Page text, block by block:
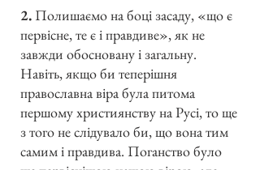
2. Полишаємо на боці засаду, «що є
первісне, те є і правдиве», як не
завжди обосновану і загальну.
Навіть, якщо би теперішня
православна віра була питома
першому християнству на Русі, то ще
з того не слідувало би, що вона тим
самим і правдива. Поганство було